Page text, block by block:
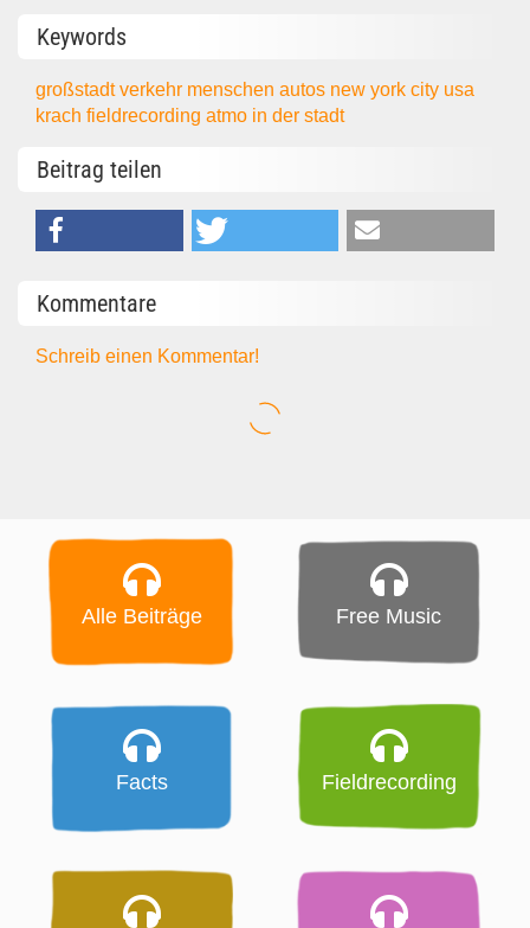
Keywords
großstadtverkehr menschenautos new york city usa
krachfieldrecordingatmo in der stadt
Beitrag teilen
Kommentare
Schreib einen Kommentar!
Alle Beiträge Free Music
Facts Fieldrecording